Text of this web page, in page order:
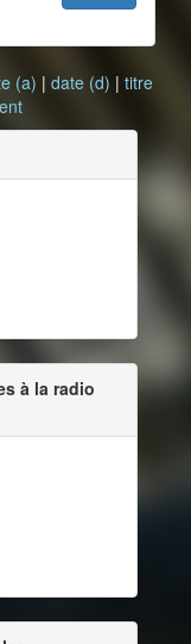
(a) | date (d) | titre
à la radio